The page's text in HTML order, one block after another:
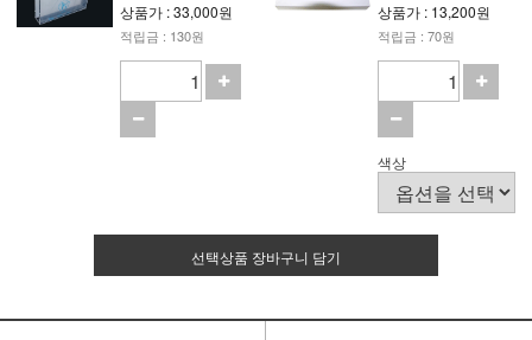
상품가 : 33,000원
적립금 : 130원
상품가 : 13,200원
적립금 : 70원
색상
선택상품 장바구니 담기